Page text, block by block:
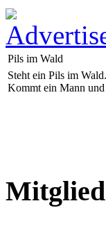
Pils im Wald
Steht ein Pils im Wald.
Kommt ein Mann